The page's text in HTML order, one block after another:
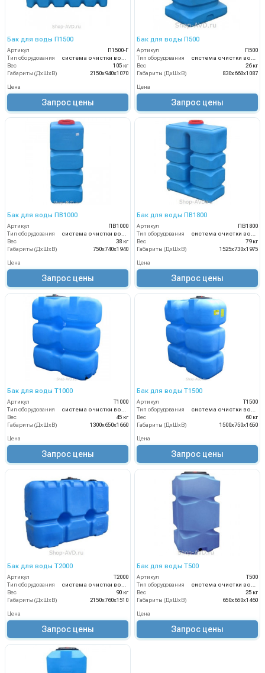
Бак для воды П1500
Артикул
П1500-Г
Тип оборудования
система очистки воды
Вес
105 кг
Габариты (ДхШхВ)
2150х940х1070
Цена
Запрос цены
Бак для воды П500
Артикул
П500
Тип оборудования
система очистки воды
Вес
26 кг
Габариты (ДхШхВ)
830х660х1087
Цена
Запрос цены
Бак для воды ПВ1000
Артикул
ПВ1000
Тип оборудования
система очистки воды
Вес
38 кг
Габариты (ДхШхВ)
750х740х1940
Цена
Запрос цены
Бак для воды ПВ1800
Артикул
ПВ1800
Тип оборудования
система очистки воды
Вес
79 кг
Габариты (ДхШхВ)
1525х730х1975
Цена
Запрос цены
Бак для воды Т1000
Артикул
Т1000
Тип оборудования
Вес
45 кг
Габариты (ДхШхВ)
1300х650х1660
Цена
Запрос цены
Бак для воды Т1500
Артикул
Т1500
Тип оборудования
Вес
60 кг
Габариты (ДхШхВ)
1500х750х1650
Цена
Запрос цены
Бак для воды Т2000
Артикул
Т2000
Тип оборудования
система очистки воды
Вес
90 кг
Габариты (ДхШхВ)
2150х760х1510
Цена
Запрос цены
Бак для воды Т500
Артикул
Т500
Тип оборудования
система очистки воды
Вес
25 кг
Габариты (ДхШхВ)
650х650х1460
Цена
Запрос цены